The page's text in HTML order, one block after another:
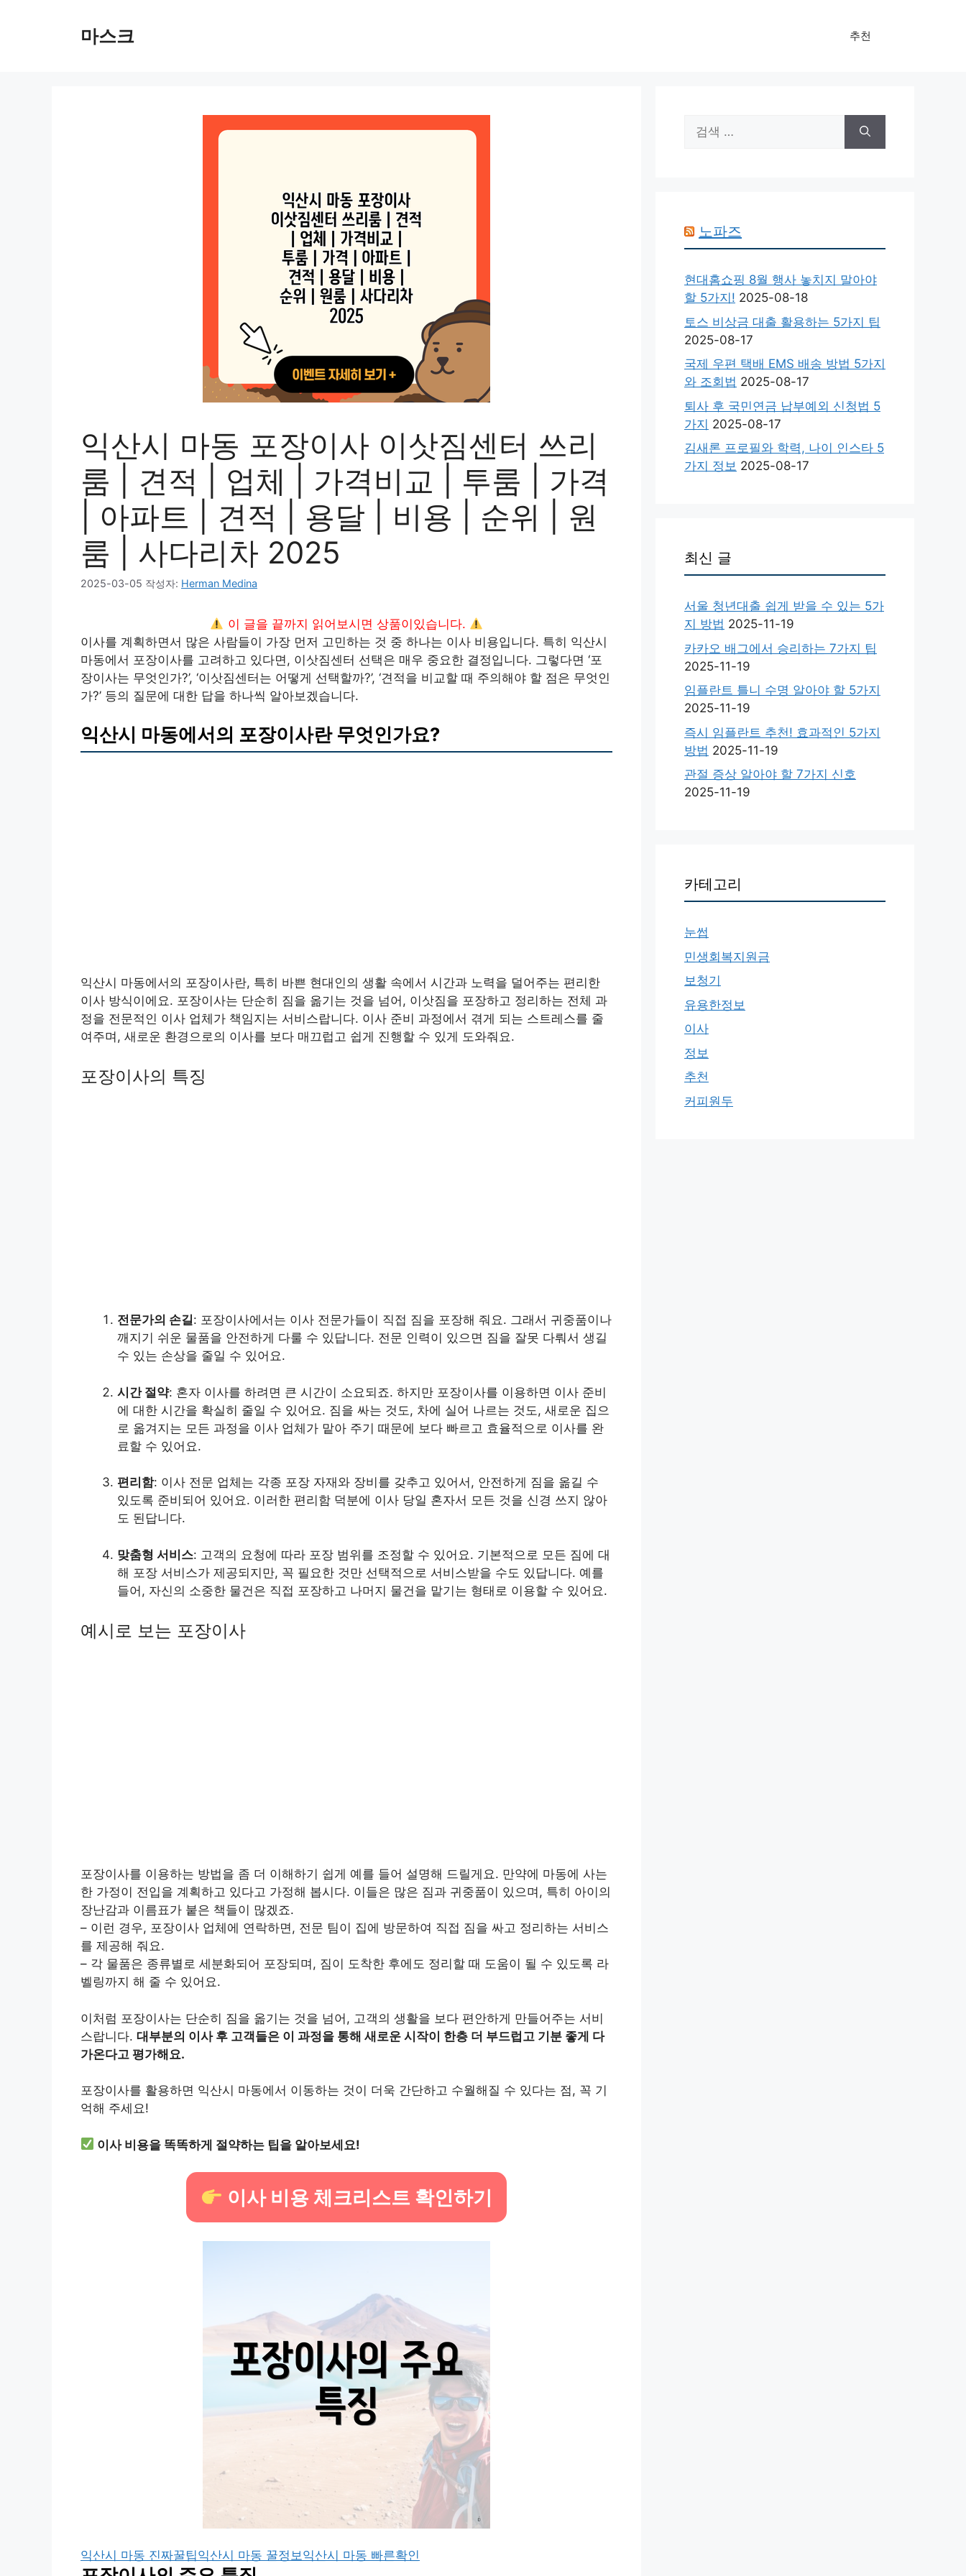
마스크 추천
익산시 마동 포장이사 이삿짐센터 쓰리
룸 | 견적 | 업체 | 가격비교 | 투룸 | 가격
| 아파트 | 견적 | 용달 | 비용 | 순위 | 원
룸 | 사다리차 2025
2025-03-05 작성자: Herman Medina
이 글을 끝까지 읽어보시면 상품이있습니다.
이사를 계획하면서 많은 사람들이 가장 먼저 고민하는 것 중 하나는 이사 비용입니다. 특히 익산시
마동에서 포장이사를 고려하고 있다면, 이삿짐센터 선택은 매우 중요한 결정입니다. 그렇다면 ‘포
장이사는 무엇인가?’, ‘이삿짐센터는 어떻게 선택할까?’, ‘견적을 비교할 때 주의해야 할 점은 무엇인
가?’ 등의 질문에 대한 답을 하나씩 알아보겠습니다.
익산시 마동에서의 포장이사란 무엇인가요?
익산시 마동에서의 포장이사란, 특히 바쁜 현대인의 생활 속에서 시간과 노력을 덜어주는 편리한
이사 방식이에요. 포장이사는 단순히 짐을 옮기는 것을 넘어, 이삿짐을 포장하고 정리하는 전체 과
정을 전문적인 이사 업체가 책임지는 서비스랍니다. 이사 준비 과정에서 겪게 되는 스트레스를 줄
여주며, 새로운 환경으로의 이사를 보다 매끄럽고 쉽게 진행할 수 있게 도와줘요.
포장이사의 특징
전문가의 손길: 포장이사에서는 이사 전문가들이 직접 짐을 포장해 줘요. 그래서 귀중품이나
깨지기 쉬운 물품을 안전하게 다룰 수 있답니다. 전문 인력이 있으면 짐을 잘못 다뤄서 생길
수 있는 손상을 줄일 수 있어요.
시간 절약: 혼자 이사를 하려면 큰 시간이 소요되죠. 하지만 포장이사를 이용하면 이사 준비
에 대한 시간을 확실히 줄일 수 있어요. 짐을 싸는 것도, 차에 실어 나르는 것도, 새로운 집으
로 옮겨지는 모든 과정을 이사 업체가 맡아 주기 때문에 보다 빠르고 효율적으로 이사를 완
료할 수 있어요.
편리함: 이사 전문 업체는 각종 포장 자재와 장비를 갖추고 있어서, 안전하게 짐을 옮길 수
있도록 준비되어 있어요. 이러한 편리함 덕분에 이사 당일 혼자서 모든 것을 신경 쓰지 않아
도 된답니다.
맞춤형 서비스: 고객의 요청에 따라 포장 범위를 조정할 수 있어요. 기본적으로 모든 짐에 대
해 포장 서비스가 제공되지만, 꼭 필요한 것만 선택적으로 서비스받을 수도 있답니다. 예를
들어, 자신의 소중한 물건은 직접 포장하고 나머지 물건을 맡기는 형태로 이용할 수 있어요.
예시로 보는 포장이사
포장이사를 이용하는 방법을 좀 더 이해하기 쉽게 예를 들어 설명해 드릴게요. 만약에 마동에 사는
한 가정이 전입을 계획하고 있다고 가정해 봅시다. 이들은 많은 짐과 귀중품이 있으며, 특히 아이의
장난감과 이름표가 붙은 책들이 많겠죠.
– 이런 경우, 포장이사 업체에 연락하면, 전문 팀이 집에 방문하여 직접 짐을 싸고 정리하는 서비스
를 제공해 줘요.
– 각 물품은 종류별로 세분화되어 포장되며, 짐이 도착한 후에도 정리할 때 도움이 될 수 있도록 라
벨링까지 해 줄 수 있어요.
이처럼 포장이사는 단순히 짐을 옮기는 것을 넘어, 고객의 생활을 보다 편안하게 만들어주는 서비
스랍니다. 대부분의 이사 후 고객들은 이 과정을 통해 새로운 시작이 한층 더 부드럽고 기분 좋게 다
가온다고 평가해요.
포장이사를 활용하면 익산시 마동에서 이동하는 것이 더욱 간단하고 수월해질 수 있다는 점, 꼭 기
억해 주세요!
이사 비용을 똑똑하게 절약하는 팁을 알아보세요!
이사 비용 체크리스트 확인하기
익산시 마동 진짜꿀팁익산시 마동 꿀정보익산시 마동 빠른확인
색:
노파즈
현대홈쇼핑 8월 행사 놓치지 말아야
할 5가지! 2025-08-18
토스 비상금 대출 활용하는 5가지 팁
2025-08-17
국제 우편 택배 EMS 배송 방법 5가지
와 조회법 2025-08-17
퇴사 후 국민연금 납부예외 신청법 5
가지 2025-08-17
김새론 프로필와 학력, 나이 인스타 5
가지 정보 2025-08-17
최신 글
서울 청년대출 쉽게 받을 수 있는 5가
지 방법 2025-11-19
카카오 배그에서 승리하는 7가지 팁
2025-11-19
임플란트 틀니 수명 알아야 할 5가지
2025-11-19
즉시 임플란트 추천! 효과적인 5가지
방법 2025-11-19
관절 증상 알아야 할 7가지 신호
2025-11-19
카테고리
눈썹
민생회복지원금
보청기
유용한정보
이사
정보
추천
커피원두